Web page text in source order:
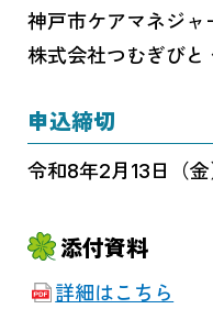
神戸市ケアマネジ
株式会社つむぎび
申込締切
令和8年2月13日（金
添付資料
詳細はこちら